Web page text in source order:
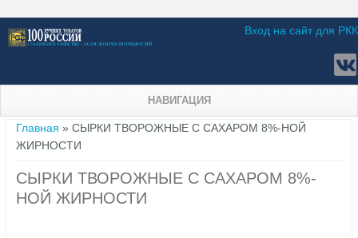
Вход на сайт для РКК
НАВИГАЦИЯ
Вы здесь
Главная » СЫРКИ ТВОРОЖНЫЕ С САХАРОМ 8%-НОЙ
ЖИРНОСТИ
СЫРКИ ТВОРОЖНЫЕ С САХАРОМ 8%-
НОЙ ЖИРНОСТИ